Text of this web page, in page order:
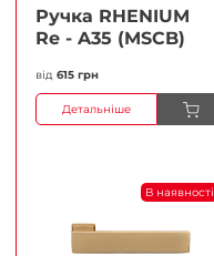
Ручка RHENIUM
Re - A35 (MSCB)
від 615 грн
Детальніше
В наявності